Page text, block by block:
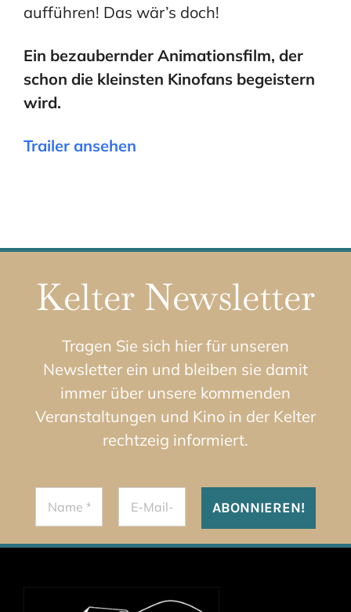
aufführen! Das wär’s doch!
Ein bezaubernder Animationsfilm, der
schon die kleinsten Kinofans begeistern
wird.
Trailer ansehen
Kelter Newsletter
Tragen Sie sich hier für unseren
Newsletter ein und bleiben sie damit
immer über unsere kommenden
Veranstaltungen und Kino in der Kelter
rechtzeig informiert.